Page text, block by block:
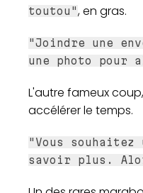
toutou", en gras.
"Joindre une
une photo
L'autre fameux
accélérer le temps.
"Vous souhaitez
savoir plus.